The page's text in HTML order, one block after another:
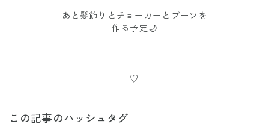
あと髪飾りとチョーカーとブーツを
作る予定🌙
♡
この記事のハッシュタグ